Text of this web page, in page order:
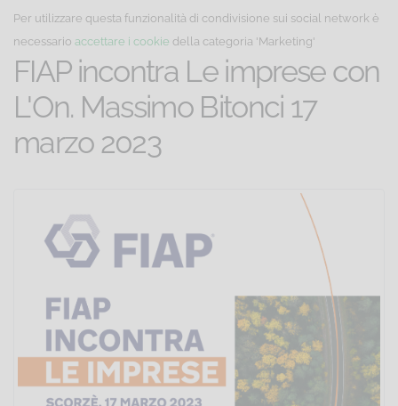
Per utilizzare questa funzionalità di condivisione sui social network è
necessario accettare i cookie della categoria 'Marketing'
FIAP incontra Le imprese con
L'On. Massimo Bitonci 17
marzo 2023